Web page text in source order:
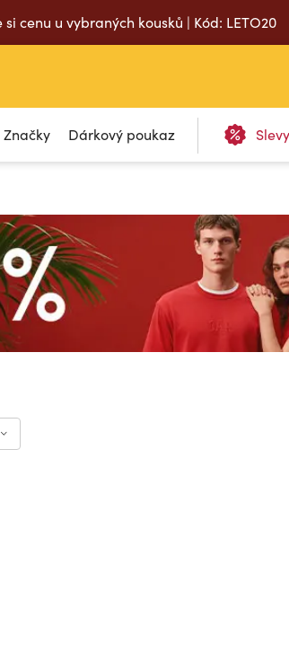
cenu u vybraných kousků | Kód: LETO20
Značky Dárkový poukaz